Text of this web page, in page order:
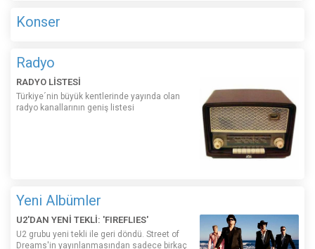
Konser
Radyo
RADYO LİSTESİ
Türkiye´nin büyük kentlerinde yayında olan
radyo kanallarının geniş listesi
Yeni Albümler
U2'DAN YENİ TEKLİ: 'FIREFLIES'
U2 grubu yeni tekli ile geri döndü. Street of
Dreams'in yayınlanmasından sadece birkaç